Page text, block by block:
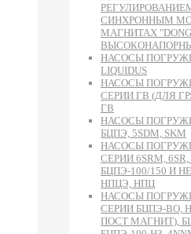
СИНХРОННЫМ
МАГНИТАХ
НАСОСЫ
LIQUIDUS
НАСОСЫ
СЕРИИ ГВ (ДЛЯ
ГВ
НАСОСЫ
БЦПЭ, 5SDM, SKM
НАСОСЫ
СЕРИИ 6SRM,
БЦПЭ-100/150 И
НПЦЭ, НПЦ
НАСОСЫ
СЕРИИ БЦПЭ-ВО,
ПОСТ МАГНИТ),